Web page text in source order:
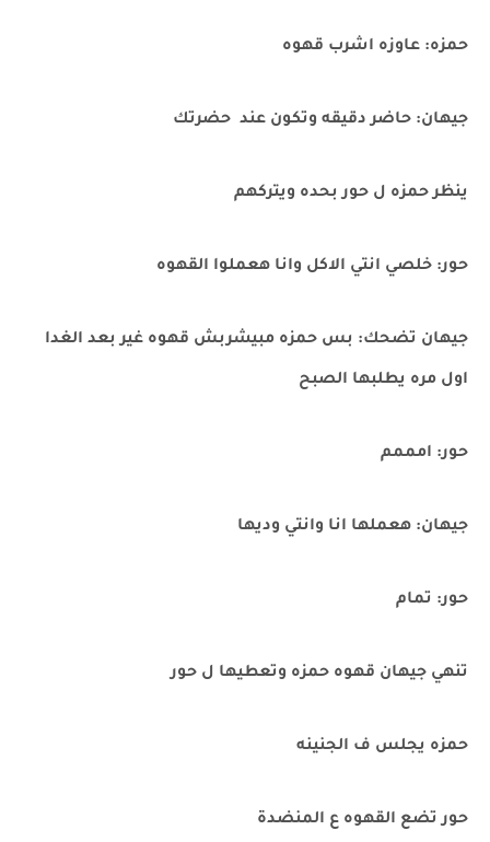
حمزه: عاوزه اشرب قهوه
جيهان: حاضر دقيقه وتكون عند حضرتك
ينظر حمزه ل حور بحده ويتركهم
حور: خلصي انتي الاكل وانا هعملوا القهوه
جيهان تضحك: بس حمزه مبيشربش قهوه غير بعد الغدا
اول مره يطلبها الصبح
حور: امممم
جيهان: هعملها انا وانتي وديها
حور: تمام
تنهي جيهان قهوه حمزه وتعطيها ل حور
حمزه يجلس ف الجنينه
حور تضع القهوه ع المنضدة